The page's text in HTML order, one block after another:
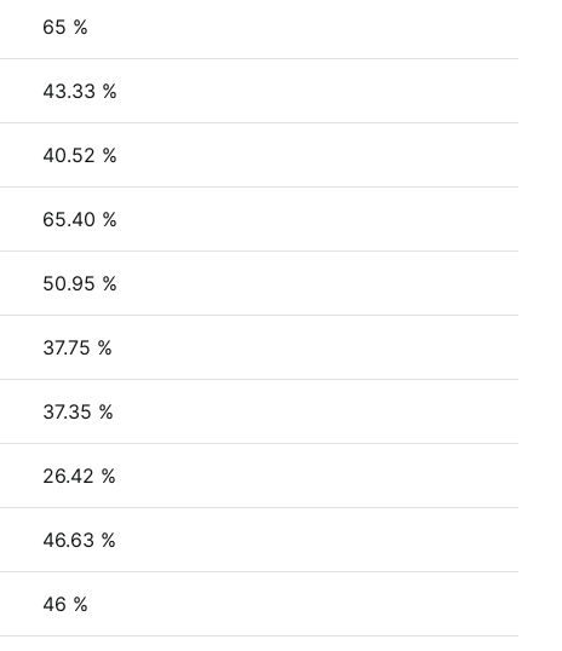
65 %
43.33 %
40.52 %
65.40 %
50.95 %
37.75 %
37.35 %
26.42 %
46.63 %
46 %